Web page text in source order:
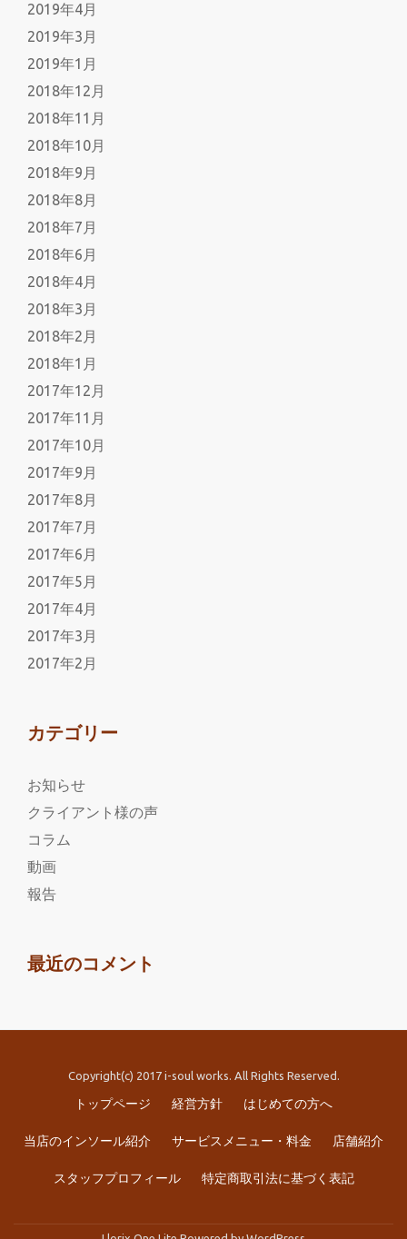
2019年4月
2019年3月
2019年1月
2018年12月
2018年11月
2018年10月
2018年9月
2018年8月
2018年7月
2018年6月
2018年4月
2018年3月
2018年2月
2018年1月
2017年12月
2017年11月
2017年10月
2017年9月
2017年8月
2017年7月
2017年6月
2017年5月
2017年4月
2017年3月
2017年2月
カテゴリー
お知らせ
クライアント様の声
コラム
動画
報告
最近のコメント
Copyright(c) 2017 i-soul works. All Rights Reserved.
2
トップページ 経営方針 はじめての方へ
当店のインソール紹介 サービスメニュー・料金 店舗紹介
スタッフプロフィール 特定商取引法に基づく表記